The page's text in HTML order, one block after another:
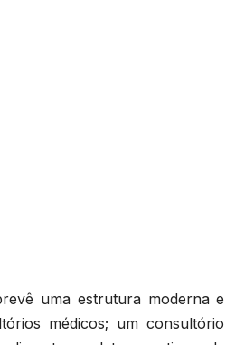
uma estrutura moderna e
médicos; um consultório